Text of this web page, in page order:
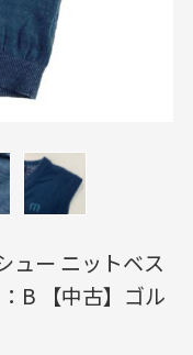
ュー ニットベス
B 【中古】ゴル